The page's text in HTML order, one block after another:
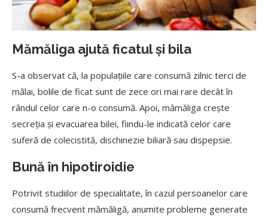
Mămăliga ajută ficatul și bila
S-a observat că, la populaţiile care consumă zilnic terci de
mălai, bolile de ficat sunt de zece ori mai rare decât în
rândul celor care n-o consumă. Apoi, mămăliga creşte
secreţia şi evacuarea bilei, fiindu-le indicată celor care
suferă de colecistită, dischinezie biliară sau dispepsie.
Bună în hipotiroidie
Potrivit studiilor de specialitate, în cazul persoanelor care
consumă frecvent mămăligă, anumite probleme generate